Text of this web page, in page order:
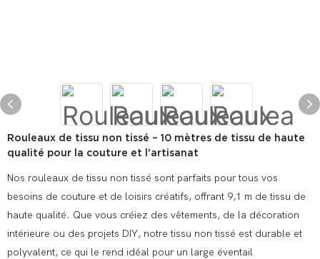
Rouleaux de tissu non tissé – 10 mètres de tissu de haute
qualité pour la couture et l'artisanat
Nos rouleaux de tissu non tissé sont parfaits pour tous vos
besoins de couture et de loisirs créatifs, offrant 9,1 m de tissu de
haute qualité. Que vous créiez des vêtements, de la décoration
intérieure ou des projets DIY, notre tissu non tissé est durable et
polyvalent, ce qui le rend idéal pour un large éventail